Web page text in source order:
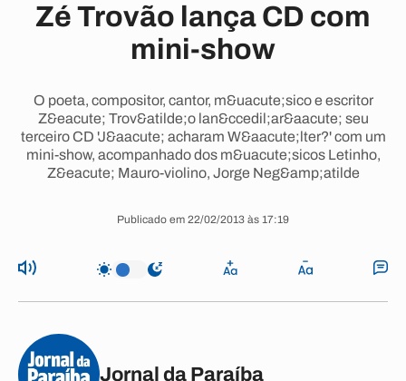
Zé Trovão lança CD com
mini-show
O poeta, compositor, cantor, m&uacute;sico e escritor
Z&eacute; Trov&atilde;o lan&ccedil;ar&aacute; seu
terceiro CD 'J&aacute; acharam W&aacute;lter?' com um
mini-show, acompanhado dos m&uacute;sicos Letinho,
Z&eacute; Mauro-violino, Jorge Neg&amp;atilde
Publicado em 22/02/2013 às 17:19
Jornal da Paraíba